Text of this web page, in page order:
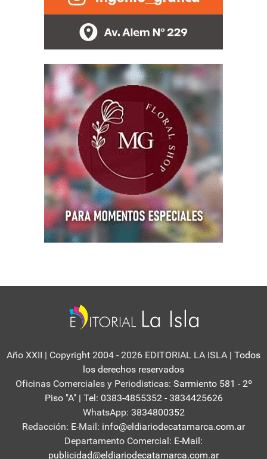
Año XXII | Copyright 2004 - 2026 EDITORIAL LA ISLA | Todos
los derechos reservados
Oficinas Comerciales y Periodisticas: Sarmiento 581 - 2º
Piso "A" | Tel: 0383-4855352 - 3834425626
WhatsApp: 3834800352
Redacción: E-Mail: info@eldiariodecatamarca.com.ar
Departamento Comercial: E-Mail:
publicidad@eldiariodecatamarca.com.ar